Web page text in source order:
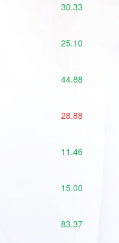
30.33
25.10
44.88
28.88
11.46
15.00
83.37